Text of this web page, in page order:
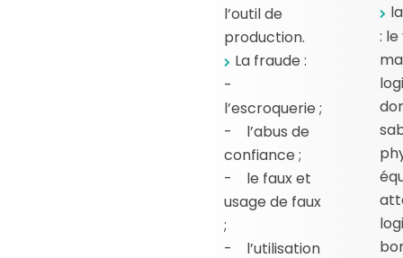
l’outil de
production.
La fraude :
-
l’escroquerie ;
- l’abus de
confiance ;
- le faux et
usage de faux
;
- l’utilisation
: